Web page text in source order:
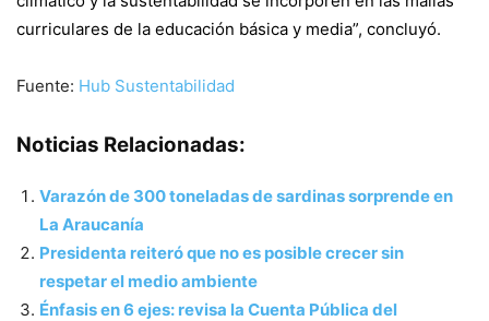
curriculares de la educación básica y media”, concluyó.
Fuente: Hub Sustentabilidad
Noticias Relacionadas:
Varazón de 300 toneladas de sardinas sorprende en
La Araucanía
Presidenta reiteró que no es posible crecer sin
respetar el medio ambiente
Énfasis en 6 ejes: revisa la Cuenta Pública del